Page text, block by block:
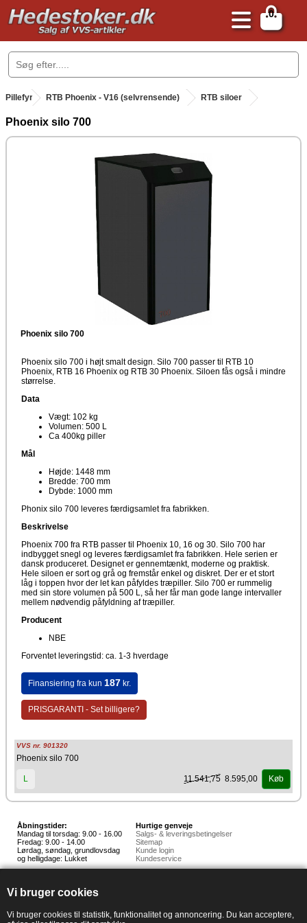
Vi bruger cookies
Vi bruger cookies til statistik, funktionalitet og annoncering. Du kan acceptere,
0
.
Pillefyr . RTB Phoenix - V16 (selvrensende) RTB siloer
Phoenix silo 700
Phoenix silo 700
Phoenix silo 700 i højt smalt design. Silo 700 passer til RTB 10
Phoenix, RTB 16 Phoenix og RTB 30 Phoenix. Siloen fås også i mindre
størrelse.
Data
Vægt: 102 kg
Volumen: 500 L
Ca 400kg piller
Mål
Højde: 1448 mm
Bredde: 700 mm
Dybde: 1000 mm
Phonix silo 700 leveres færdigsamlet fra fabrikken.
Beskrivelse
Phoenix 700 fra RTB passer til Phoenix 10, 16 og 30. Silo 700 har
indbygget snegl og leveres færdigsamlet fra fabrikken. Hele serien er
dansk produceret. Designet er gennemtænkt, moderne og praktisk.
Hele siloen er sort og grå og fremstår enkel og diskret. Der er et stort
låg i toppen hvor der let kan påfyldes træpiller. Silo 700 er rummelig
med sin store volumen på 500 L, så her får man gode lange intervaller
mellem nødvendig påfyldning af træpiller.
Producent
NBE
Forventet leveringstid: ca. 1-3 hverdage
Finansiering fra kun 187kr.
PRISGARANTI - Set billigere?
VVS nr. 901320
Phoenix silo 700
L 11.541,75 8.595,00 Køb
Åbningstider:
Mandag til torsdag: 9.00 - 16.00
Fredag: 9.00 - 14.00
Lørdag, søndag, grundlovsdag
og helligdage: Lukket
Hurtige genveje
Salgs- & leveringsbetingelser
Sitemap
Kunde login
Kundeservice
Hunnerupvej 3, 6920 Videbæk
E-mail:salg@hedestoker.dk
PA: